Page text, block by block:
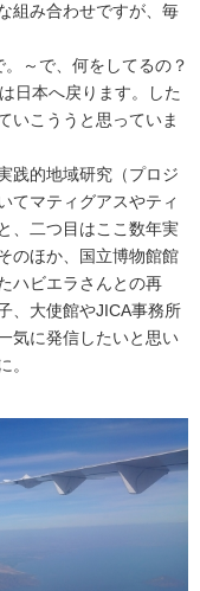
組み合わせですが、毎
～で、何をしてるの？
日本へ戻ります。した
いこううと思っていま
践的地域研究（プロジ
てマティグアスやティ
、二つ目はここ数年実
のほか、国立博物館館
ハビエラさんとの再
、大使館やJICA事務所
気に発信したいと思い
。